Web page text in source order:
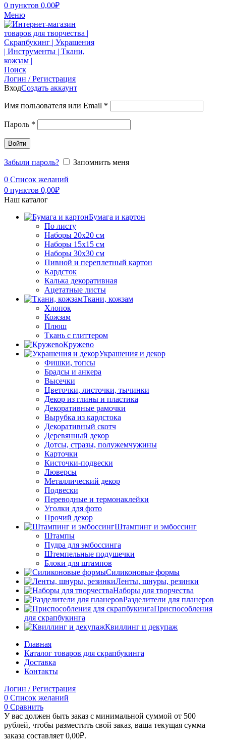
0 пунктов 0,00₽
Меню
Поиск
Логин / Регистрация
ВходСоздать аккаунт
Имя пользователя или Email *
Пароль *
Войти
Забыли пароль?
Запомнить меня
0 Список желаний
0 пунктов 0,00₽
Наш каталог
Бумага и картон
По листу
Наборы 20х20 см
Наборы 15х15 см
Наборы 30х30 см
Пивной и переплетный картон
Кардсток
Калька декоративная
Ацетатные листы
Ткани, кожзам
Хлопок
Кожзам
Плюш
Ткань с глиттером
Кружево
Украшения и декор
Фишки, топсы
Брадсы и анкера
Высечки
Цветочки, листочки, тычинки
Декор из глины и пластика
Декоративные рамочки
Вырубка из кардстока
Декоративный скотч
Деревянный декор
Дотсы, стразы, полужемчужины
Карточки
Кисточки-подвески
Люверсы
Металлический декор
Подвески
Переводные и термонаклейки
Уголки для фото
Прочий декор
Штампинг и эмбоссинг
Штампы
Пудра для эмбоссинга
Штемпельные подушечки
Блоки для штампов
Силиконовые формы
Ленты, шнуры, резинки
Наборы для творчества
Разделители для планеров
Приспособления
для скрапбукинга
Квиллинг и декупаж
Главная
Каталог товаров для скрапбукинга
Доставка
Контакты
Логин / Регистрация
0 Список желаний
0 Сравнить
У вас должен быть заказ с минимальной суммой от 500
рублей, чтобы разместить свой заказ, ваша текущая сумма
заказа составляет 0,00₽.